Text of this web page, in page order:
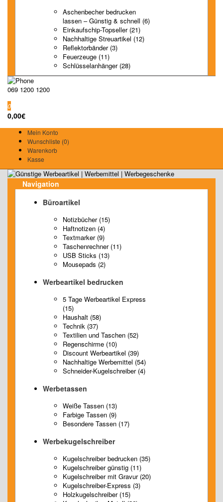
Aschenbecher bedrucken
lassen – Günstig & schnell (6)
Einkaufschip-Topseller (21)
Nachhaltige Streuartikel (12)
Reflektorbänder (3)
Feuerzeuge (11)
Schlüsselanhänger (28)
069 1200 1200
0
0,00€
Mein Konto
Wunschliste (0)
Warenkorb
Kasse
Navigation
Büroartikel
Notizbücher (15)
Haftnotizen (4)
Textmarker (9)
Taschenrechner (11)
USB Sticks (13)
Mousepads (2)
Werbeartikel bedrucken
5 Tage Werbeartikel Express
(15)
Haushalt (58)
Technik (37)
Textilien und Taschen (52)
Regenschirme (10)
Discount Werbeartikel (39)
Nachhaltige Werbemittel (54)
Schneider-Kugelschreiber (4)
Werbetassen
Weiße Tassen (13)
Farbige Tassen (9)
Besondere Tassen (17)
Werbekugelschreiber
Kugelschreiber bedrucken (35)
Kugelschreiber günstig (11)
Kugelschreiber mit Gravur (20)
Kugelschreiber-Express (3)
Holzkugelschreiber (15)